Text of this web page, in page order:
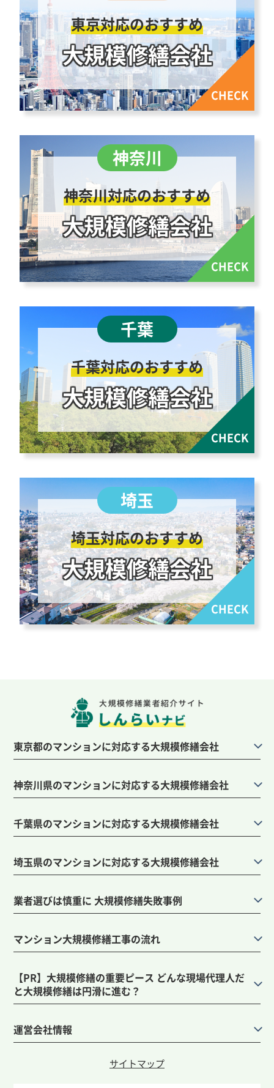
東京対応のおすすめ
大規模修繕会社
神奈川対応のおすすめ
大規模修繕会社
千葉対応のおすすめ
大規模修繕会社
埼玉対応のおすすめ
大規模修繕会社
東京都のマンションに対応する大規模修繕会社
神奈川県のマンションに対応する大規模修繕会社
千葉県のマンションに対応する大規模修繕会社
埼玉県のマンションに対応する大規模修繕会社
業者選びは慎重に 大規模修繕失敗事例
マンション大規模修繕工事の流れ
【PR】大規模修繕の重要ピース どんな現場代理人だ
と大規模修繕は円滑に進む？
運営会社情報
サイトマップ